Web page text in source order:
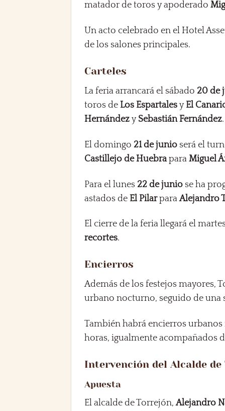
matador de toros y apoderado
Un acto celebrado en el Hotel
de los salones principales.
Carteles
La feria arrancará el sábado20 de
toros deLos Espartales yEl
Hernández y Sebastián Fernández.
El domingo 21 de junio será el
Castillejo de HuebraparaMiguel
Para el lunes22 de junio se ha
astados deEl PilarparaAlejandro
El cierre de la feria llegará el
recortes.
Encierros
Además de los festejos mayores,
urbano nocturno, seguido de una
También habrá encierros urbanos
horas, igualmente acompañados
Intervención del Alcalde
Apuesta
El alcalde de Torrejón,Alejandro